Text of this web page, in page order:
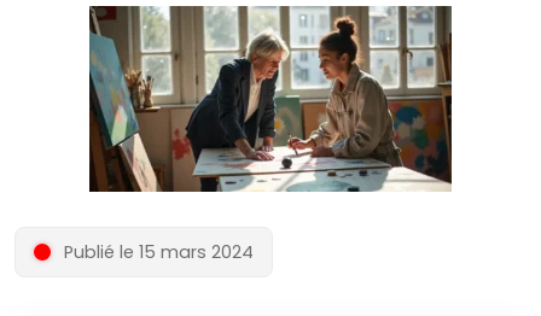
Publié le 15 mars 2024